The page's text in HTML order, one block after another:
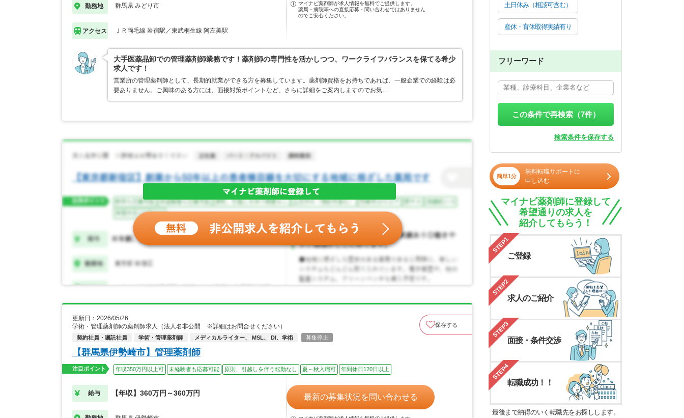
勤務地 群馬県 みどり市
アクセス ＪＲ両毛線 岩宿駅／東武桐生線 阿左美駅
マイナビ薬剤師が求人情報を無料でご提供します。
薬局・病院等への直接応募・問い合わせではありません
のでご安心ください。
大手医薬品卸での管理薬剤師業務です！薬剤師の専門性を活かしつつ、ワークライフバランスを保てる希少
求人です！
営業所の管理薬剤師として、長期的就業ができる方を募集しています。薬剤師資格をお持ちであれば、一般企業での経験は必
要ありません。ご興味のある方には、面接対策ポイントなど、さらに詳細をご案内しますのでお気…
更新日：2026/05/26
学術・管理薬剤師の薬剤師求人（法人名非公開 ※詳細はお問合せください）
契約社員・嘱託社員 学術・管理薬剤師 メディカルライター、 MSL、 DI、学術 募集停止
保存する
【群馬県伊勢崎市】管理薬剤師
注目ポイント 年収350万円以上可 未経験者も応募可能 原則、引越しを伴う転勤なし 夏～秋入職可 年間休日120日以上
給与 【年収】360万円～360万円 最新の募集状況を問い合わせる
土日休み（相談可含む）
産休・育休取得実績有り
フリーワード
この条件で再検索（7件）
検索条件を保存する
簡単1分
無料転職サポートに
申し込む
マイナビ薬剤師に登録して
希望通りの求人を
紹介してもらう！
STEP1
ご登録
STEP2
求人のご紹介
STEP3
面接・条件交渉
STEP4
転職成功！！
最後まで納得のいく転職先をお探しします。